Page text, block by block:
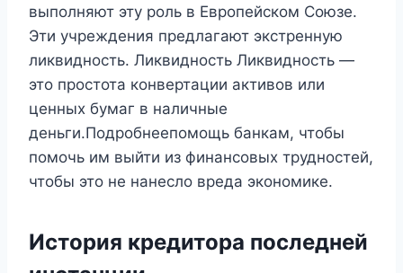
выполняют эту роль в Европейском Союзе.
Эти учреждения предлагают экстренную
ликвидность. Ликвидность Ликвидность —
это простота конвертации активов или
ценных бумаг в наличные
деньги.Подробнеепомощь банкам, чтобы
помочь им выйти из финансовых трудностей,
чтобы это не нанесло вреда экономике.
История кредитора последней